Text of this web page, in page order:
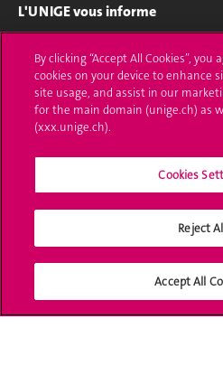
L'UNIGE vous informe
UNIGE Mobile
Médias
Offres d'emploi
Bibliothèque
Calendrier académique
Accréditation
By clicking “Accept All Cookies”,
cookies on your device to enhance
site usage, and assist in our
for the main domain (unige.ch) as
(xxx.unige.ch).
Cookies
Reject
Accept All